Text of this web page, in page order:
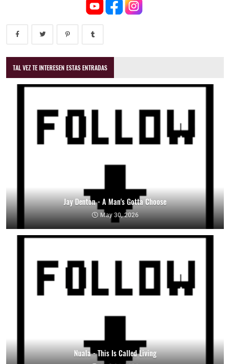
TAL VEZ TE INTERESEN ESTAS ENTRADAS
Jay Denton - A Man's Gotta Choose
May 30, 2026
Nuala - This Is Called Living